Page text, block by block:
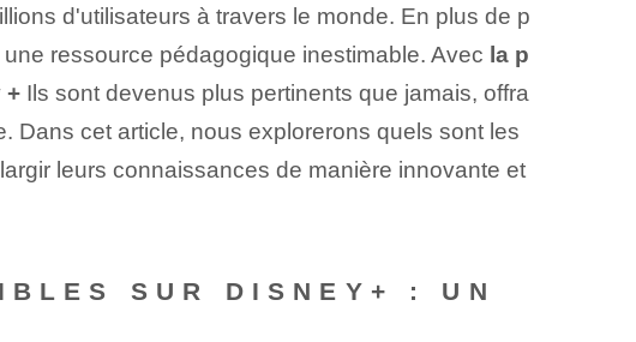
d'utilisateurs à travers le monde. En plus de p
ressource pédagogique inestimable. Avec la p
+Ils sont devenus plus pertinents que jamais, offra
Dans cet article, nous explorerons quels sont les
leurs connaissances de manière innovante et
SUR DISNEY+ : UN